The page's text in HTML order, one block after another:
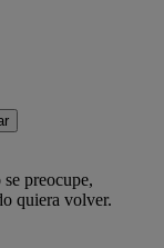
preocupe,
quiera volver.